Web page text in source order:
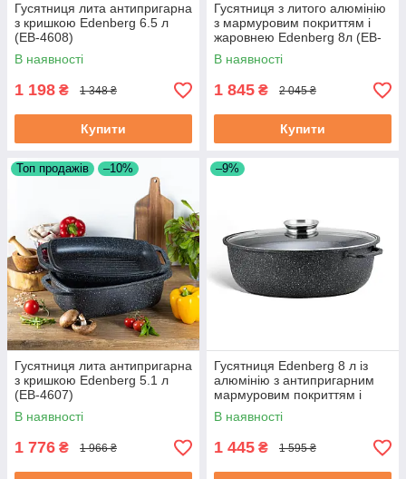
Гусятниця лита антипригарна
з кришкою Edenberg 6.5 л
(EB-4608)
В наявності
1 198 ₴ 1 348 ₴
Купити
Гусятниця з литого алюмінію
з мармуровим покриттям і
жаровнею Edenberg 8л (EB-
9172)
В наявності
1 845 ₴ 2 045 ₴
Купити
Топ продажів –10%
Гусятниця лита антипригарна
з кришкою Edenberg 5.1 л
(EB-4607)
В наявності
1 776 ₴ 1 966 ₴
–9%
Гусятниця Edenberg 8 л із
алюмінію з антипригарним
мармуровим покриттям і
кришкою (EB-9173)
В наявності
1 445 ₴ 1 595 ₴